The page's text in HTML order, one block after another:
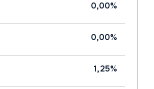
0,00%
0,00%
1,25%